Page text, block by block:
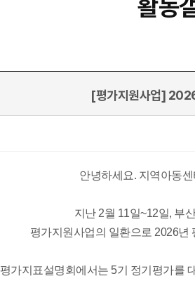
활동
[평가지원사업]
안녕하세요. 지역아동
지난 2월 11일~12일, 부
평가지원사업의 일환으로 2026
평가지표설명회에서는 5기 정기평가를